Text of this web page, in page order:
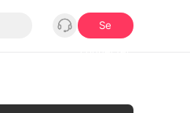
Se